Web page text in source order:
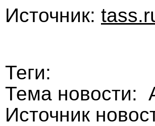
Источник:
Теги:
Тема новости:
Источник